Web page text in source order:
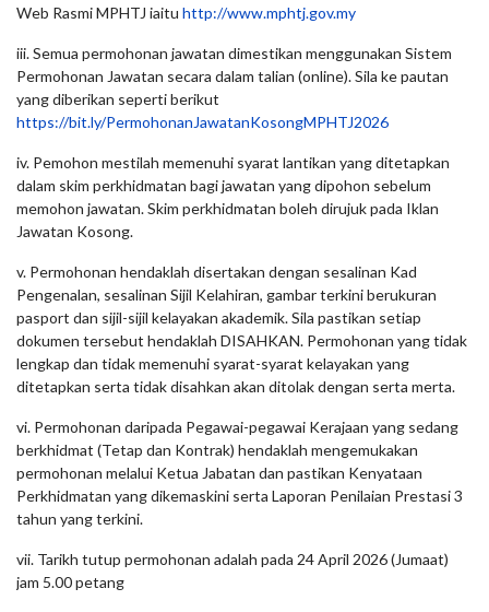
Web Rasmi MPHTJ iaitu http://www.mphtj.gov.my
iii. Semua permohonan jawatan dimestikan menggunakan Sistem
Permohonan Jawatan secara dalam talian (online). Sila ke pautan
yang diberikan seperti berikut
https://bit.ly/PermohonanJawatanKosongMPHTJ2026
iv. Pemohon mestilah memenuhi syarat lantikan yang ditetapkan
dalam skim perkhidmatan bagi jawatan yang dipohon sebelum
memohon jawatan. Skim perkhidmatan boleh dirujuk pada Iklan
Jawatan Kosong.
v. Permohonan hendaklah disertakan dengan sesalinan Kad
Pengenalan, sesalinan Sijil Kelahiran, gambar terkini berukuran
pasport dan sijil-sijil kelayakan akademik. Sila pastikan setiap
dokumen tersebut hendaklah DISAHKAN. Permohonan yang tidak
lengkap dan tidak memenuhi syarat-syarat kelayakan yang
ditetapkan serta tidak disahkan akan ditolak dengan serta merta.
vi. Permohonan daripada Pegawai-pegawai Kerajaan yang sedang
berkhidmat (Tetap dan Kontrak) hendaklah mengemukakan
permohonan melalui Ketua Jabatan dan pastikan Kenyataan
Perkhidmatan yang dikemaskini serta Laporan Penilaian Prestasi 3
tahun yang terkini.
vii. Tarikh tutup permohonan adalah pada 24 April 2026 (Jumaat)
jam 5.00 petang